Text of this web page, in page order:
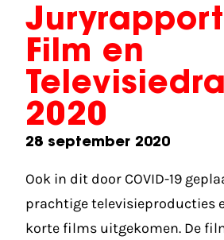
Film en
2020
28 september 2020
Ook in dit door COVID-19
prachtige televisieproducties
korte films uitgekomen. De